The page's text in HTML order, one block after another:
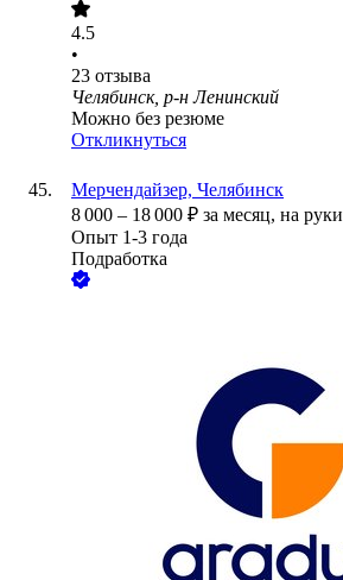
4.5
•
23 отзыва
Челябинск, р-н Ленинский
Можно без резюме
Откликнуться
Мерчендайзер, Челябинск
8 000 – 18 000 ₽ за месяц, на руки
Опыт 1-3 года
Подработка